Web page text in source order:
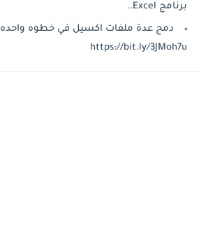
برنامج Excel..
دمج عدة ملفات اكسيل في خطوه واحده
https://bit.ly/3JMoh7u